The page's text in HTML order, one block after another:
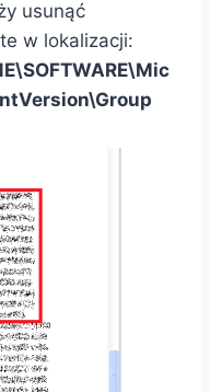
usunąć
w lokalizacji: